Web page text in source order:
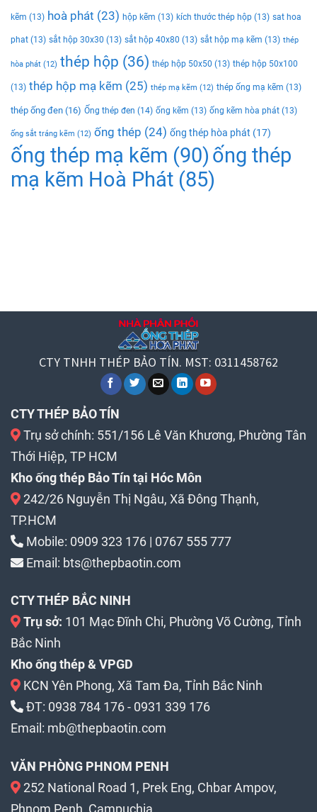
kẽm (13) hoà phát (23) hộp kẽm (13) kích thước thép hộp (13) sat hoa
phat (13) sắt hộp 30x30 (13) sắt hộp 40x80 (13) sắt hộp mạ kẽm (13) thép
hòa phát (12) thép hộp (36) thép hộp 50x50 (13) thép hộp 50x100
(13) thép hộp mạ kẽm (25) thép mạ kẽm (12) thép ống mạ kẽm (13)
thép ống đen (16) Ống thép đen (14) ống kẽm (13) ống kẽm hòa phát (13)
ống sắt tráng kẽm (12) ống thép (24) ống thép hòa phát (17)
ống thép mạ kẽm (90) ống thép
mạ kẽm Hoà Phát (85)
CTY TNHH THÉP BẢO TÍN. MST: 0311458762
CTY THÉP BẢO TÍN
Trụ sở chính: 551/156 Lê Văn Khương, Phường Tân
Thới Hiệp, TP HCM
Kho ống thép Bảo Tín tại Hóc Môn
242/26 Nguyễn Thị Ngâu, Xã Đông Thạnh,
TP.HCM
Mobile: 0909 323 176 | 0767 555 777
Email: bts@thepbaotin.com
CTY THÉP BẮC NINH
Trụ sở: 101 Mạc Đĩnh Chi, Phường Võ Cường, Tỉnh
Bắc Ninh
Kho ống thép & VPGD
KCN Yên Phong, Xã Tam Đa, Tỉnh Bắc Ninh
ĐT: 0938 784 176- 0931 339 176
Email: mb@thepbaotin.com
VĂN PHÒNG PHNOM PENH
252 National Road 1, Prek Eng, Chbar Ampov,
Phnom Penh, Campuchia